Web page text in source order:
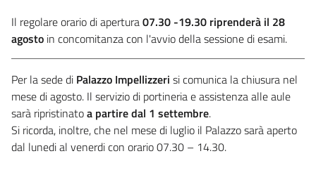
Il regolare orario di apertura07.30 -19.30 riprenderà il 28
agosto in concomitanza con l'avvio della sessione di esami.
Per la sede di Palazzo Impellizzeri si comunica la chiusura nel
mese di agosto. Il servizio di portineria e assistenza alle aule
sarà ripristinatoa partire dal 1 settembre.
Si ricorda, inoltre, che nel mese di luglio il Palazzo sarà aperto
dal lunedi al venerdi con orario 07.30 – 14.30.